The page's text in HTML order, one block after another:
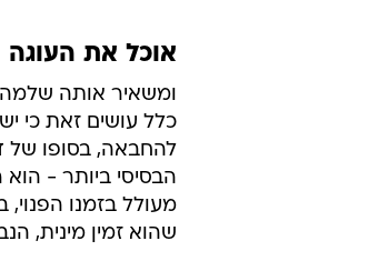
אוכל את העוגה
ומשאיר אותה
כלל עושים זאת כי
להחבאה, בסופו של
הבסיסי ביותר -
מעולל בזמנו
שהוא זמין מינית,